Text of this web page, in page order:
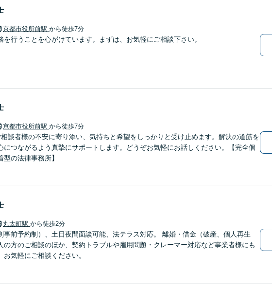
京都市役所前駅 から徒歩7分
行うことを心がけています。まずは、お気軽にご相談下さい。
京都市役所前駅 から徒歩7分
相談者様の不安に寄り添い、気持ちと希望をしっかりと受け止めます。解決の道筋を
につながるよう真摯にサポートします。どうぞお気軽にお話しください。【完全個
の法律事務所】
丸太町駅 から徒歩2分
事前予約制）、土日夜間面談可能、法テラス対応。 離婚・借金（破産、個人再生
の方のご相談のほか、契約トラブルや雇用問題・クレーマー対応など事業者様にも
気軽にご相談ください。